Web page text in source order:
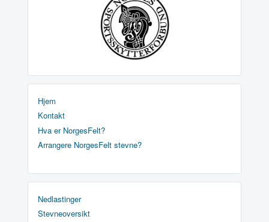
Hjem
Kontakt
Hva er NorgesFelt?
Arrangere NorgesFelt stevne?
Nedlastinger
Stevneoversikt